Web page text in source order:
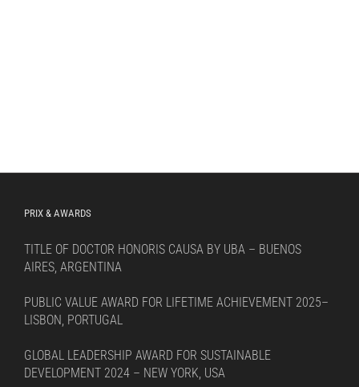
PRIX & AWARDS
TITLE OF DOCTOR HONORIS CAUSA BY UBA – BUENOS
AIRES, ARGENTINA
PUBLIC VALUE AWARD FOR LIFETIME ACHIEVEMENT 2025–
LISBON, PORTUGAL
GLOBAL LEADERSHIP AWARD FOR SUSTAINABLE
DEVELOPMENT 2024 – NEW YORK, USA